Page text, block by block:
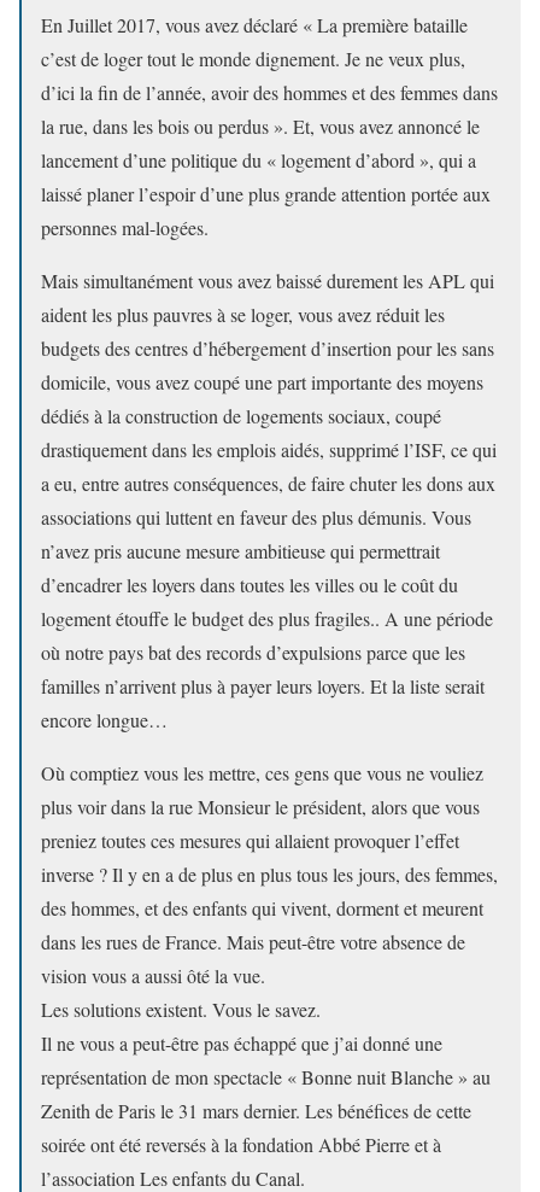
En Juillet 2017, vous avez déclaré « La première bataille
c’est de loger tout le monde dignement. Je ne veux plus,
d’ici la fin de l’année, avoir des hommes et des femmes dans
la rue, dans les bois ou perdus ». Et, vous avez annoncé le
lancement d’une politique du « logement d’abord », qui a
laissé planer l’espoir d’une plus grande attention portée aux
personnes mal-logées.
Mais simultanément vous avez baissé durement les APL qui
aident les plus pauvres à se loger, vous avez réduit les
budgets des centres d’hébergement d’insertion pour les sans
domicile, vous avez coupé une part importante des moyens
dédiés à la construction de logements sociaux, coupé
drastiquement dans les emplois aidés, supprimé l’ISF, ce qui
a eu, entre autres conséquences, de faire chuter les dons aux
associations qui luttent en faveur des plus démunis. Vous
n’avez pris aucune mesure ambitieuse qui permettrait
d’encadrer les loyers dans toutes les villes ou le coût du
logement étouffe le budget des plus fragiles.. A une période
où notre pays bat des records d’expulsions parce que les
familles n’arrivent plus à payer leurs loyers. Et la liste serait
encore longue…
Où comptiez vous les mettre, ces gens que vous ne vouliez
plus voir dans la rue Monsieur le président, alors que vous
preniez toutes ces mesures qui allaient provoquer l’effet
inverse ? Il y en a de plus en plus tous les jours, des femmes,
des hommes, et des enfants qui vivent, dorment et meurent
dans les rues de France. Mais peut-être votre absence de
vision vous a aussi ôté la vue.
Les solutions existent. Vous le savez.
Il ne vous a peut-être pas échappé que j’ai donné une
représentation de mon spectacle « Bonne nuit Blanche » au
Zenith de Paris le 31 mars dernier. Les bénéfices de cette
soirée ont été reversés à la fondation Abbé Pierre et à
l’association Les enfants du Canal.